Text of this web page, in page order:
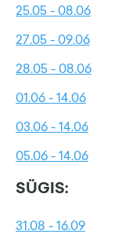
25.05 - 08.06
27.05 - 09.06
28.05 - 08.06
01.06 - 14.06
03.06 - 14.06
05.06 - 14.06
SÜGIS:
31.08 - 16.09